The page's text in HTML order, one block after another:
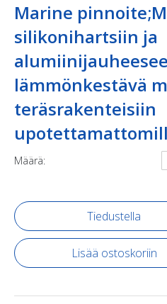
Marine
silikonihartsiin ja
lämmönkestävä
teräsrakenteisiin
Määrä:
Tiedustella
Lisää ostoskoriin